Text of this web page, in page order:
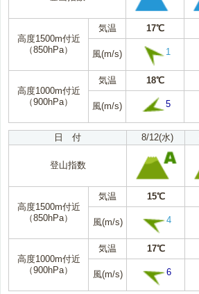
高度1500m付近
（850hPa）
気温 17℃
風(m/s) 1
高度1000m付近
（900hPa）
気温 18℃
風(m/s) 5
日 付 8/12(水)
登山指数
高度1500m付近
（850hPa）
気温 15℃
風(m/s) 4
高度1000m付近
（900hPa）
気温 17℃
風(m/s) 6